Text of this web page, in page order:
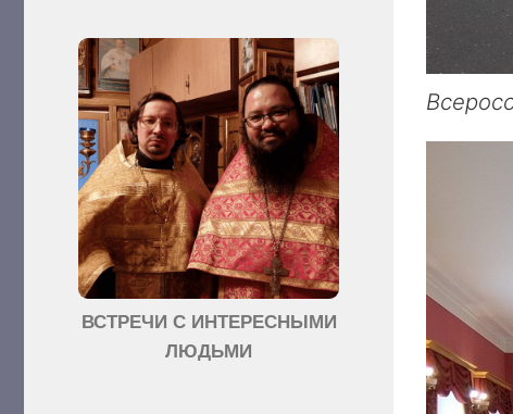
ВСТРЕЧИ С ИНТЕРЕСНЫМИ
ЛЮДЬМИ